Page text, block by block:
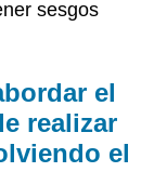
sesgos
el
realizar
el